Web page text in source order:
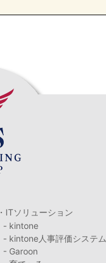
・ITソリューション
- kintone
- kintone人事評価システム
- Garoon